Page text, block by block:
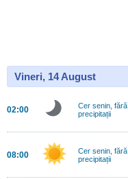
Vineri, 14 August
02:00
Cer senin, fără
precipitații
08:00
Cer senin, fără
precipitații